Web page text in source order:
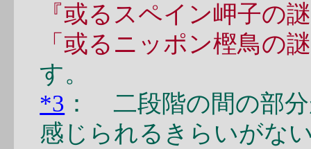
『或るスペイン岬子の
「或るニッポン樫鳥の
す。
*3 ： 二段階の間の部
感じられるきらいがな